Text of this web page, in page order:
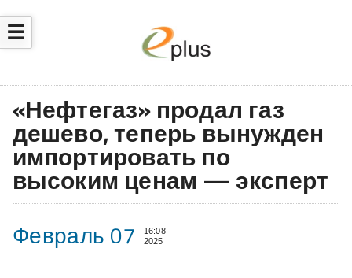
☰
«Нефтегаз» продал газ
дешево, теперь вынужден
импортировать по
высоким ценам — эксперт
Февраль 07
16:08
2025